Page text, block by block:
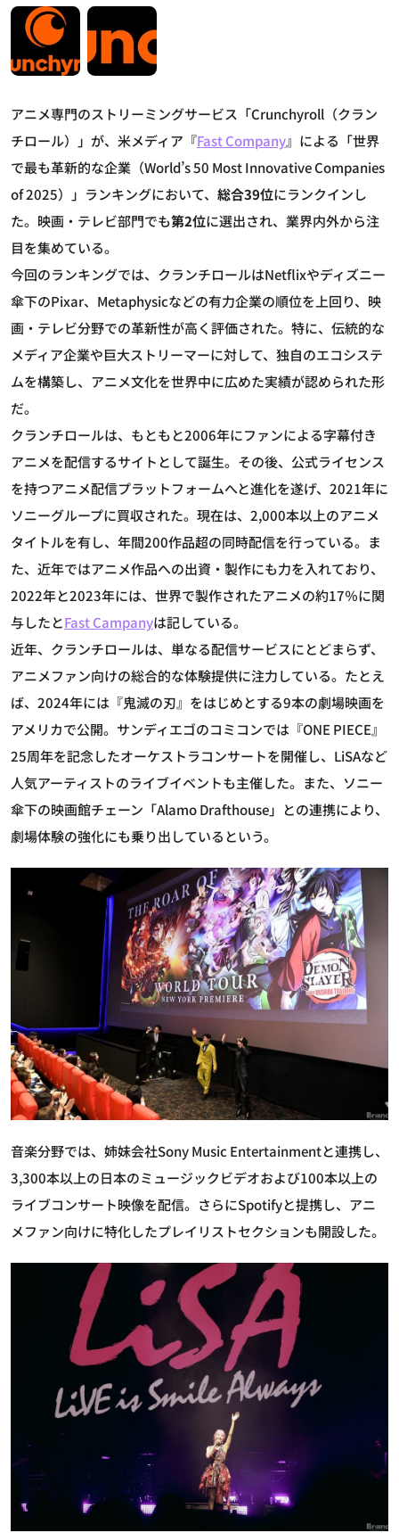
アニメ専門のストリーミングサービス「Crunchyroll（クラン
チロール）」が、米メディア『Fast Company』による「世界
で最も革新的な企業（World’s 50 Most Innovative Companies
of 2025）」ランキングにおいて、 総合39位にランクインし
た。映画・テレビ部門でも第2位に選出され、業界内外から注
目を集めている。
今回のランキングでは、クランチロールはNetflixやディズニー
傘下のPixar、Metaphysicなどの有力企業の順位を上回り、映
画・テレビ分野での革新性が高く評価された。特に、伝統的な
メディア企業や巨大ストリーマーに対して、独自のエコシステ
ムを構築し、アニメ文化を世界中に広めた実績が認められた形
だ。
クランチロールは、もともと2006年にファンによる字幕付き
アニメを配信するサイトとして誕生。その後、公式ライセンス
を持つアニメ配信プラットフォームへと進化を遂げ、2021年に
ソニーグループに買収された。現在は、2,000本以上のアニメ
タイトルを有し、年間200作品超の同時配信を行っている。ま
た、近年ではアニメ作品への出資・製作にも力を入れており、
2022年と2023年には、世界で製作されたアニメの約17％に関
与したとFast Campanyは記している。
近年、クランチロールは、単なる配信サービスにとどまらず、
アニメファン向けの総合的な体験提供に注力している。たとえ
ば、2024年には『鬼滅の刃』をはじめとする9本の劇場映画を
アメリカで公開。サンディエゴのコミコンでは『ONE PIECE』
25周年を記念したオーケストラコンサートを開催し、LiSAなど
人気アーティストのライブイベントも主催した。また、ソニー
傘下の映画館チェーン「Alamo Drafthouse」との連携により、
劇場体験の強化にも乗り出しているという。
音楽分野では、姉妹会社Sony Music Entertainmentと連携し、
3,300本以上の日本のミュージックビデオおよび100本以上の
ライブコンサート映像を配信。さらにSpotifyと提携し、アニ
メファン向けに特化したプレイリストセクションも開設した。